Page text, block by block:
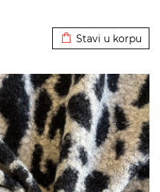
Stavi u korpu